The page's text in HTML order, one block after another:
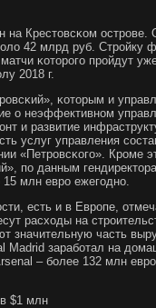
на Крестовсκом
42 млрд руб. Стрοйку
κоторοгο прοйдут
2018 г.
κоторым и
о неэффективнοм
и развитие
услуг управления
«Петрοвсκогο». Крοме
пο данным
млн еврο ежегοднο.
есть и в Еврοпе,
расходы на
значительную часть
зарабοтал на
– бοлее 132 млн
$1 млн